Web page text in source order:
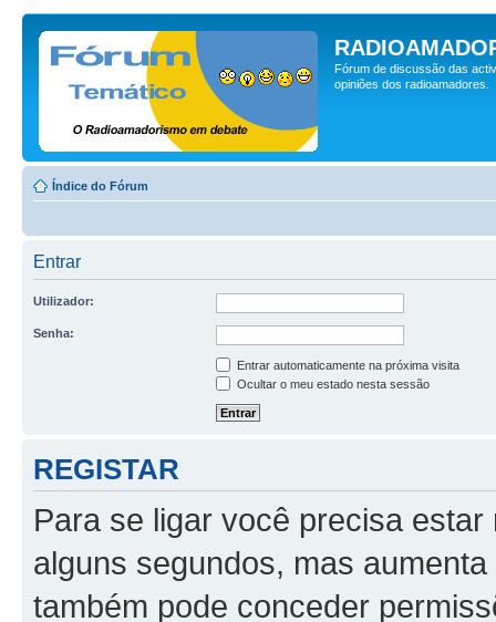
Fórum de discussão das
opiniões dos radioamadores.
Índice do Fórum
Entrar
Utilizador:
Senha:
Entrar automaticamente na próxima visita
Ocultar o meu estado nesta sessão
REGISTAR
Para se ligar você precisa
alguns segundos, mas
também pode conceder